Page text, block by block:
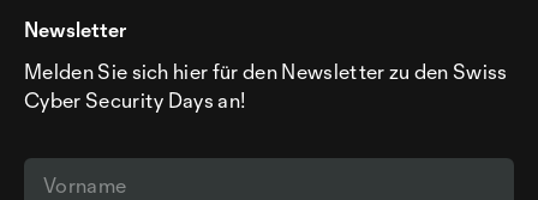
Newsletter
Melden Sie sich hier für den Newsletter zu den Swiss
Cyber Security Days an!